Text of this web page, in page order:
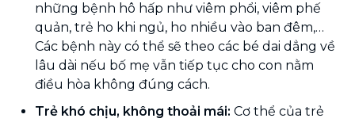
những bệnh hô hấp như viêm phổi, viêm phế
quản, trẻ ho khi ngủ, ho nhiều vào ban đêm,…
Các bệnh này có thể sẽ theo các bé dai dẳng về
lâu dài nếu bố mẹ vẫn tiếp tục cho con nằm
điều hòa không đúng cách.
Trẻ khó chịu, không thoải mái: Cơ thể của trẻ